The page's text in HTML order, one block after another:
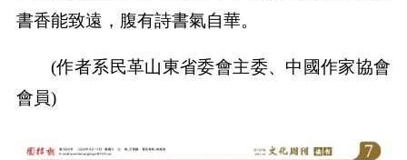
書香能致遠，腹有詩書氣自華。
(作者系民革山東省委會主委、中國作家協會
會員)